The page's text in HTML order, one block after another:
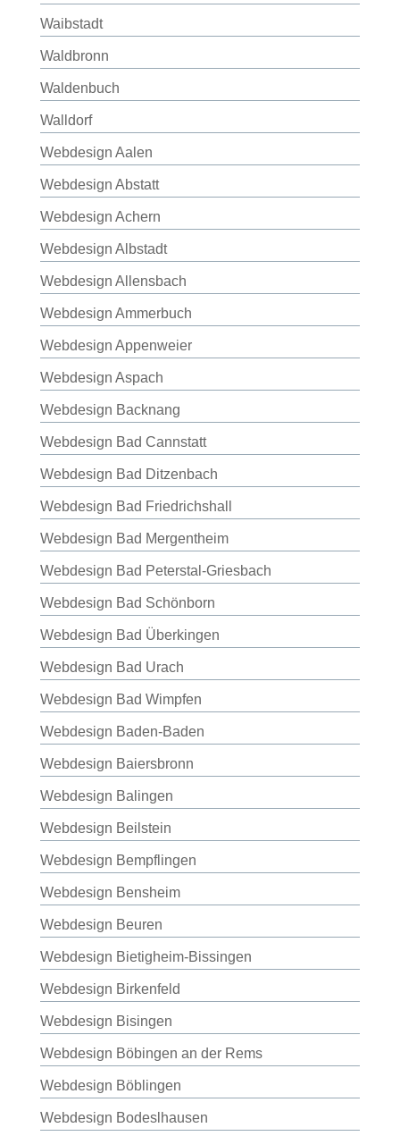
Waibstadt
Waldbronn
Waldenbuch
Walldorf
Webdesign Aalen
Webdesign Abstatt
Webdesign Achern
Webdesign Albstadt
Webdesign Allensbach
Webdesign Ammerbuch
Webdesign Appenweier
Webdesign Aspach
Webdesign Backnang
Webdesign Bad Cannstatt
Webdesign Bad Ditzenbach
Webdesign Bad Friedrichshall
Webdesign Bad Mergentheim
Webdesign Bad Peterstal-Griesbach
Webdesign Bad Schönborn
Webdesign Bad Überkingen
Webdesign Bad Urach
Webdesign Bad Wimpfen
Webdesign Baden-Baden
Webdesign Baiersbronn
Webdesign Balingen
Webdesign Beilstein
Webdesign Bempflingen
Webdesign Bensheim
Webdesign Beuren
Webdesign Bietigheim-Bissingen
Webdesign Birkenfeld
Webdesign Bisingen
Webdesign Böbingen an der Rems
Webdesign Böblingen
Webdesign Bodeslhausen